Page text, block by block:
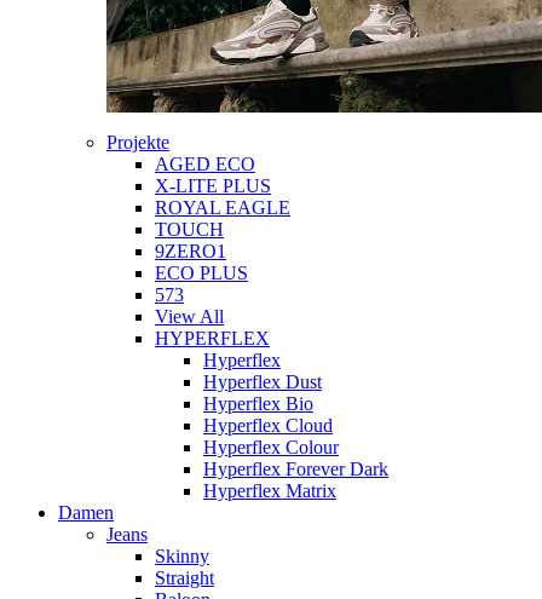
Projekte
AGED ECO
X-LITE PLUS
ROYAL EAGLE
TOUCH
9ZERO1
ECO PLUS
573
View All
HYPERFLEX
Hyperflex
Hyperflex Dust
Hyperflex Bio
Hyperflex Cloud
Hyperflex Colour
Hyperflex Forever Dark
Hyperflex Matrix
Damen
Jeans
Skinny
Straight